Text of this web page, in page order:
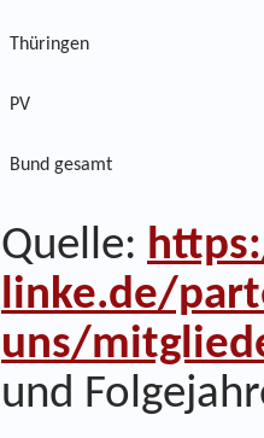
Thüringen
PV
Bund gesamt
Quelle:
linke.de/
uns/
und